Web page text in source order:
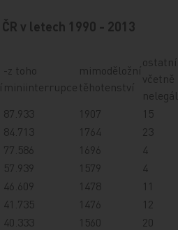
v letech 1990 - 2013
-z toho
miniinterrupce
mimoděložní
těhotenství
ostatní
včetně
87.933 1907
15
84.713 1764
23
77.586 1696
4
57.939 1579
4
46.609 1478
11
41.735 1476
12
40.333 1560
20